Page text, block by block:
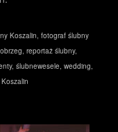
Koszalin, fotograf ślubny
, reportaż ślubny,
, ślubnewesele, wedding,